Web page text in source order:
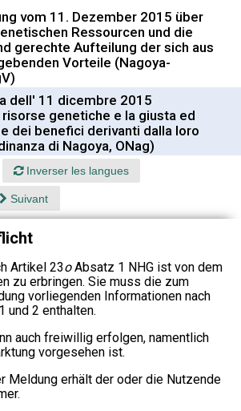
vom 11. Dezember 2015 über
Ressourcen und die
gerechte Aufteilung der sich aus
Vorteile (Nagoya-
dell' 11 dicembre 2015
genetiche e la giusta ed
dei benefici derivanti dalla loro
di Nagoya, ONag)
Inverser les langues
Suivant
Artikel 23oAbsatz 1 NHG ist von dem
zu erbringen. Sie muss die zum
vorliegenden Informationen nach
und 2 enthalten.
auch freiwillig erfolgen, namentlich
vorgesehen ist.
Meldung erhält der oder die Nutzende